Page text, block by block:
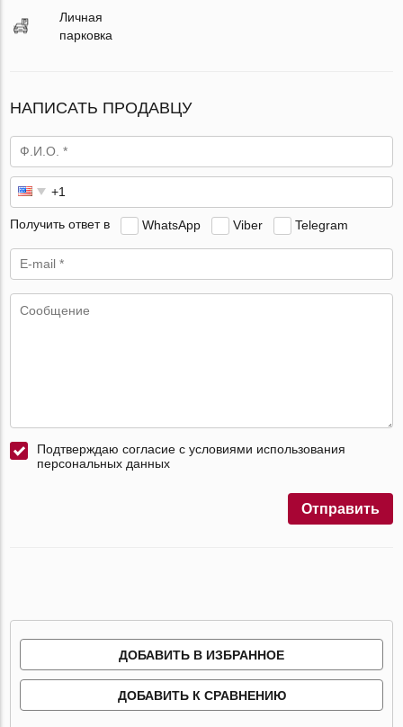
Личная
парковка
НАПИСАТЬ ПРОДАВЦУ
Получить ответ в WhatsApp Viber Telegram
Подтверждаю согласие с условиями использования
персональных данных
Отправить
ДОБАВИТЬ В ИЗБРАННОЕ
ДОБАВИТЬ К СРАВНЕНИЮ